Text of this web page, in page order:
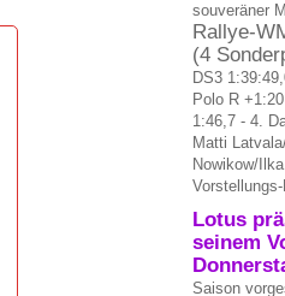
souveräner
Rallye-
(4
DS3
Polo R
1:46,7 - 4.
Matti
Nowikow/
Lotus
seinem
Saison